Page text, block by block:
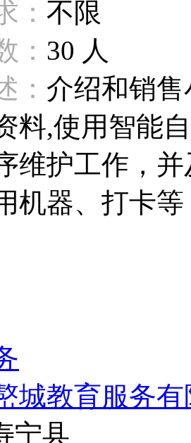
： 不限
： 30 人
： 介绍和销
料,使用智能
维护工作，
机器、打卡等
城教育服务
宁县